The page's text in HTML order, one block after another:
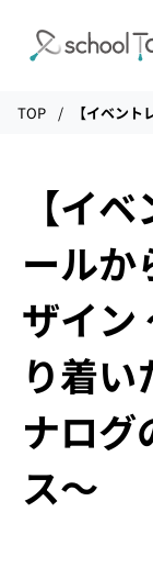
機能
タクトAI
導入事例
導入実績
料金
TOP 【イベントレポート】
【イ
ールか
ザイン
り着
ナログ
ス〜